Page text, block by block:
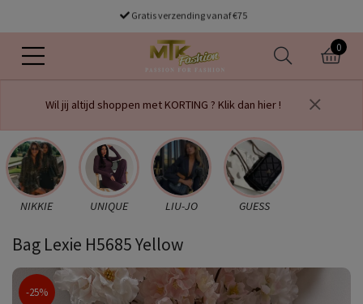
Gratis verzending vanaf €75
0
Wil jij altijd shoppen met KORTING ? Klik dan hier !
NIKKIE UNIQUE LIU-JO GUESS
Bag Lexie H5685 Yellow
-25%